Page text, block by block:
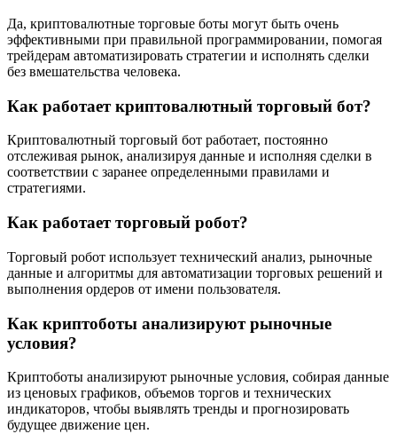
Да, криптовалютные торговые боты могут быть очень
эффективными при правильной программировании, помогая
трейдерам автоматизировать стратегии и исполнять сделки
без вмешательства человека.
Как работает криптовалютный торговый бот?
Криптовалютный торговый бот работает, постоянно
отслеживая рынок, анализируя данные и исполняя сделки в
соответствии с заранее определенными правилами и
стратегиями.
Как работает торговый робот?
Торговый робот использует технический анализ, рыночные
данные и алгоритмы для автоматизации торговых решений и
выполнения ордеров от имени пользователя.
Как криптоботы анализируют рыночные
условия?
Криптоботы анализируют рыночные условия, собирая данные
из ценовых графиков, объемов торгов и технических
индикаторов, чтобы выявлять тренды и прогнозировать
будущее движение цен.